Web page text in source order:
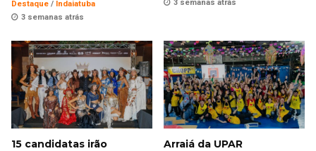
Destaque / Indaiatuba
3 semanas atrás
3 semanas atrás
15 candidatas irão
Arraiá da UPAR